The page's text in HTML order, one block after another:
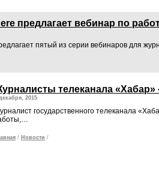
предлагает вебинар по
пятый из серии вебинаров для
телеканала «Хабар»
2015
государственного телеканала
/ Новости /